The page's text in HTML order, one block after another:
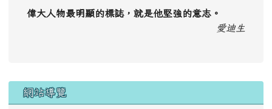
偉大人物最明顯的標誌，就是他堅強的意志。
愛迪生
右邊區域內容
網站導覽